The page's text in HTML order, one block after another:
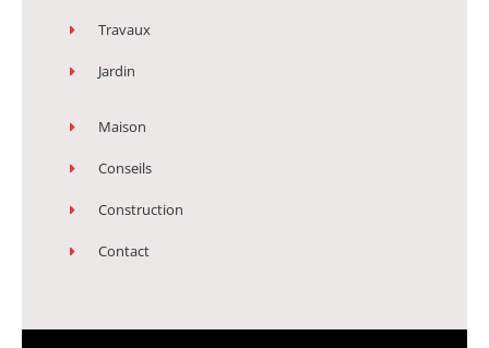
Travaux
Jardin
Maison
Conseils
Construction
Contact